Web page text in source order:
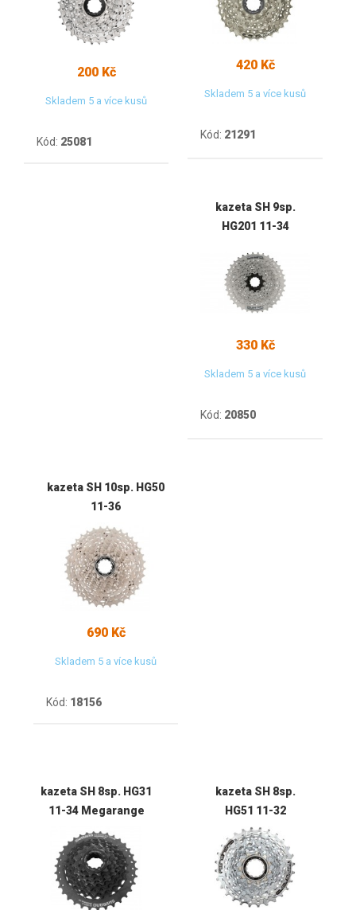
200 Kč
Skladem 5 a více kusů
Kód: 25081
420 Kč
Skladem 5 a více kusů
Kód: 21291
kazeta SH 9sp.
HG201 11-34
330 Kč
Skladem 5 a více kusů
Kód: 20850
kazeta SH 10sp. HG50
11-36
690 Kč
Skladem 5 a více kusů
Kód: 18156
kazeta SH 8sp. HG31
11-34 Megarange
kazeta SH 8sp.
HG51 11-32